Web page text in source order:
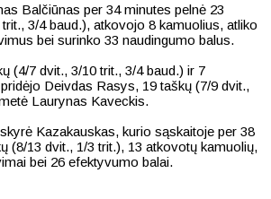
Balčiūnas per 34 minutes pelnė 23
3/4 baud.), atkovojo 8 kamuolius, atliko
bei surinko 33 naudingumo balus.
(4/7 dvit., 3/10 trit., 3/4 baud.) ir 7
Deivdas Rasys, 19 taškų (7/9 dvit.,
Laurynas Kaveckis.
Kazakauskas, kurio sąskaitoje per 38
(8/13 dvit., 1/3 trit.), 13 atkovotų kamuolių,
bei 26 efektyvumo balai.